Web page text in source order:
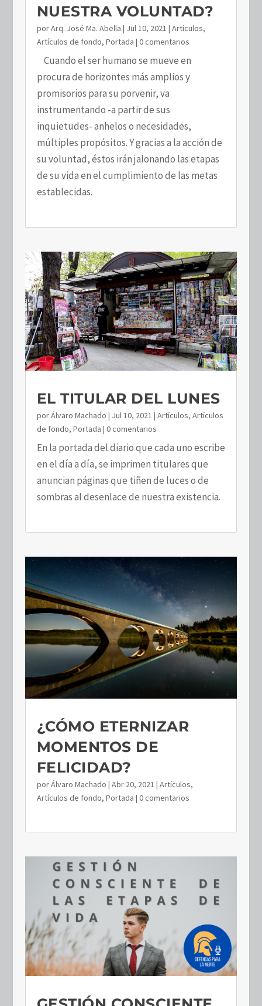
NUESTRA VOLUNTAD?
porArq. José Ma. Abella | Jul 10, 2021 | Artículos,
Artículos de fondo, Portada | 0 comentarios
Cuando el ser humano se mueve en
procura de horizontes más amplios y
promisorios para su porvenir, va
instrumentando -a partir de sus
inquietudes- anhelos o necesidades,
múltiples propósitos. Y gracias a la acción de
su voluntad, éstos irán jalonando las etapas
de su vida en el cumplimiento de las metas
establecidas.
EL TITULAR DEL LUNES
porÁlvaro Machado | Jul 10, 2021 | Artículos, Artículos
de fondo, Portada | 0 comentarios
En la portada del diario que cada uno escribe
en el día a día, se imprimen titulares que
anuncian páginas que tiñen de luces o de
sombras al desenlace de nuestra existencia.
¿CÓMO ETERNIZAR
MOMENTOS DE
FELICIDAD?
porÁlvaro Machado | Abr 20, 2021 | Artículos,
Artículos de fondo, Portada | 0 comentarios